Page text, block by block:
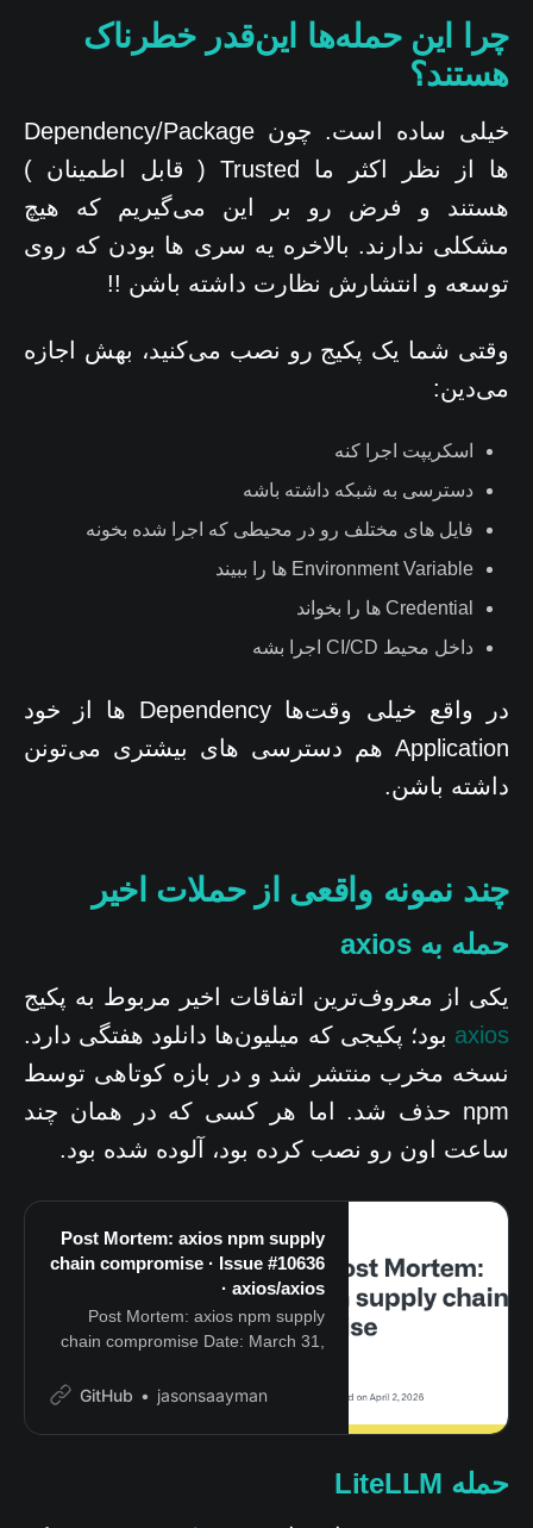
چرا این حمله‌ها این‌قدر خطرناک
هستند؟
خیلی ساده است. چون Dependency/Package
ها از نظر اکثر ما Trusted ( قابل اطمینان )
هستند و فرض رو بر این می‌گیریم که هیچ
مشکلی ندارند. بالاخره یه سری ها بودن که روی
توسعه و انتشارش نظارت داشته باشن !!
وقتی شما یک پکیج رو نصب می‌کنید، بهش اجازه
می‌دین:
اسکریپت اجرا کنه
دسترسی به شبکه داشته باشه
فایل های مختلف رو در محیطی که اجرا شده بخونه
Environment Variable ها را ببیند
Credential ها را بخواند
داخل محیط CI/CD اجرا بشه
در واقع خیلی وقت‌ها Dependency ها از خود
Application هم دسترسی های بیشتری می‌تونن
داشته باشن.
چند نمونه واقعی از حملات اخیر
حمله به axios
یکی از معروف‌ترین اتفاقات اخیر مربوط به پکیج
axios بود؛ پکیجی که میلیون‌ها دانلود هفتگی دارد.
نسخه مخرب منتشر شد و در بازه کوتاهی توسط
npm حذف شد. اما هر کسی که در همان چند
ساعت اون رو نصب کرده بود، آلوده شده بود.
Post Mortem: axios npm supply
chain compromise · Issue #10636
· axios/axios
Post Mortem: axios npm supply
chain compromise Date: March 31,
Status: Remediation in progress On
versions of axios (1.14.1 and 0.30.4)
GitHub jasonsaayman
حمله LiteLLM